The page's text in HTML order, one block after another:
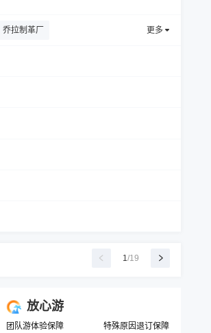
更多
乔拉制革厂
1/19
放心游
团队游体验保障
特殊原因退订保障